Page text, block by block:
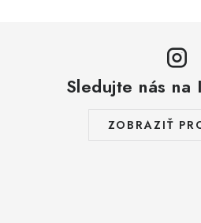
Sledujte nás na
ZOBRAZIŤ